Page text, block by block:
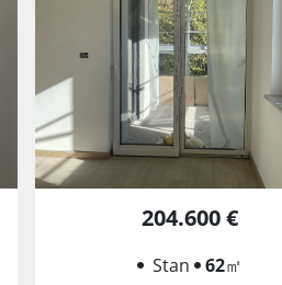
204.600 €
Stan 62㎡